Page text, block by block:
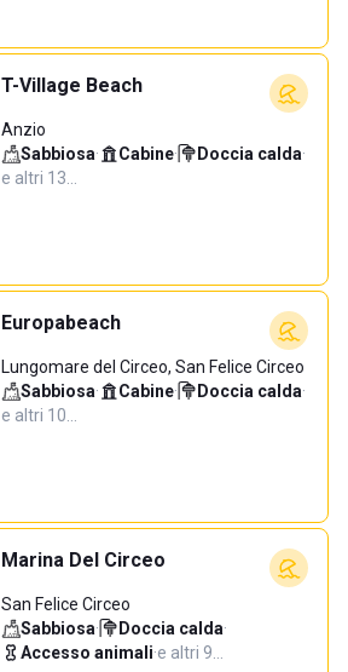
T-Village Beach
Anzio
Sabbiosa· Cabine· Doccia calda·
e altri 13…
Europabeach
Lungomare del Circeo, San Felice Circeo
Sabbiosa· Cabine· Doccia calda·
e altri 10…
Marina Del Circeo
San Felice Circeo
Sabbiosa· Doccia calda·
Accesso animali·e altri 9…